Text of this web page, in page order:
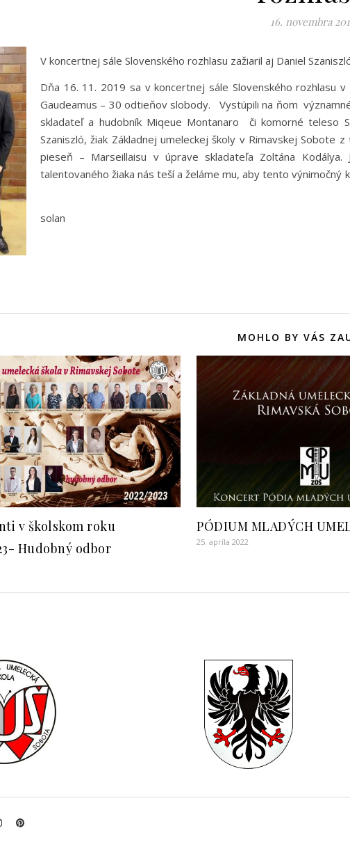
16. novembra
V koncertnej sále Slovenského rozhlasu zažiaril aj Daniel
Dňa 16. 11. 2019 sa v koncertnej sále Slovenského rozhlasu
Gaudeamus – 30 odtieňov slobody. Vystúpili na ňom
skladateľ a hudobník Miqeue Montanaro či komorné teleso
Szaniszló, žiak Základnej umeleckej školy v Rimavskej Sobote
pieseň – Marseillaisu v úprave skladateľa Zoltána Kodálya.
talentovaného žiaka nás teší a želáme mu, aby tento
solan
MOHLO BY VÁS
v školskom roku
Hudobný odbor
PÓDIUM MLADÝCH
25. apríla 2022